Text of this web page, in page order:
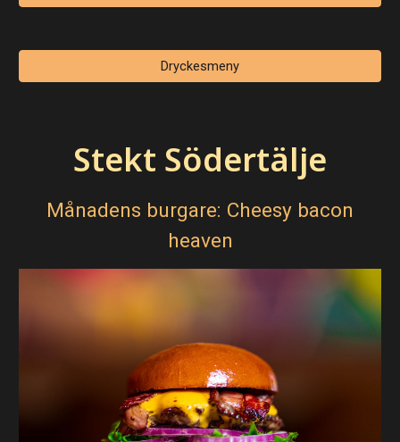
Dryckesmeny
Stekt Södertälje
Månadens burgare: Cheesy bacon
heaven